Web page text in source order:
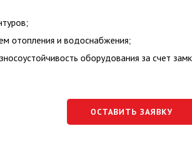
отопления и водоснабжения;
оборудования за счет
ОСТАВИТЬ ЗАЯВКУ